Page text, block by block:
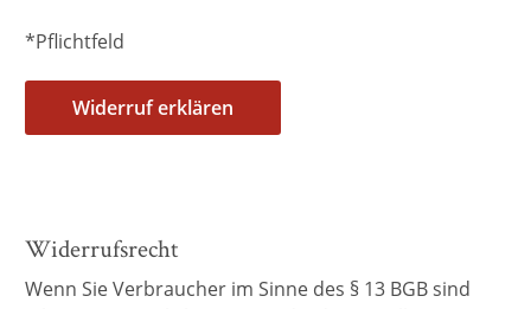
*Pflichtfeld
Widerruf erklären
Widerrufsrecht
Wenn Sie Verbraucher im Sinne des § 13 BGB sind